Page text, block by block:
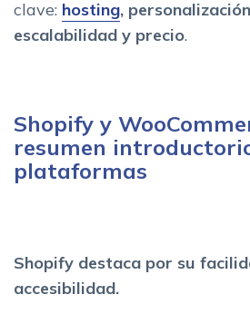
clave: hosting,
escalabilidad y precio.
Shopify y
resumen
plataformas
Shopify destaca por su
accesibilidad.